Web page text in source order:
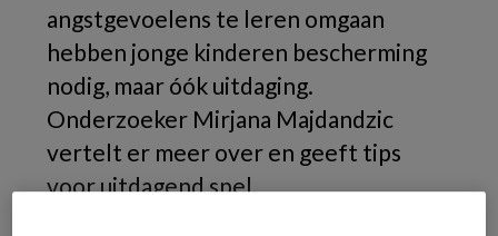
angstgevoelens te leren omgaan
hebben jonge kinderen bescherming
nodig, maar óók uitdaging.
Onderzoeker Mirjana Majdandzic
vertelt er meer over en geeft tips
voor uitdagend spel.